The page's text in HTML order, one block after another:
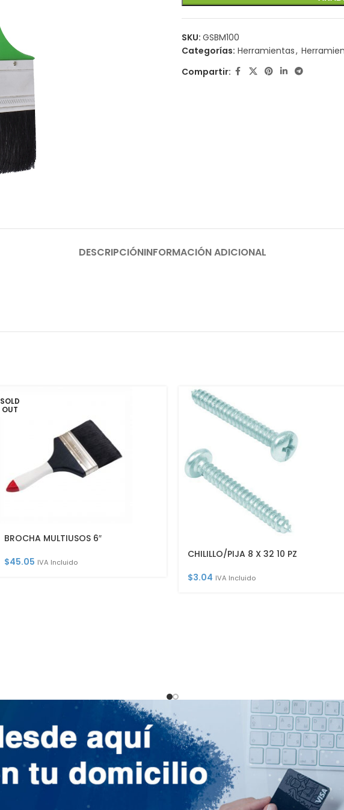
SKU: GSBM100
Categorías: Herramientas,
Compartir:
DESCRIPCIÓNINFORMACIÓN ADICIONAL
SOLD
OUT
BROCHA MULTIUSOS 6″
$45.05 IVA Incluido
CHILILLO/PIJA 8 X 32 10 PZ
$3.04 IVA Incluido